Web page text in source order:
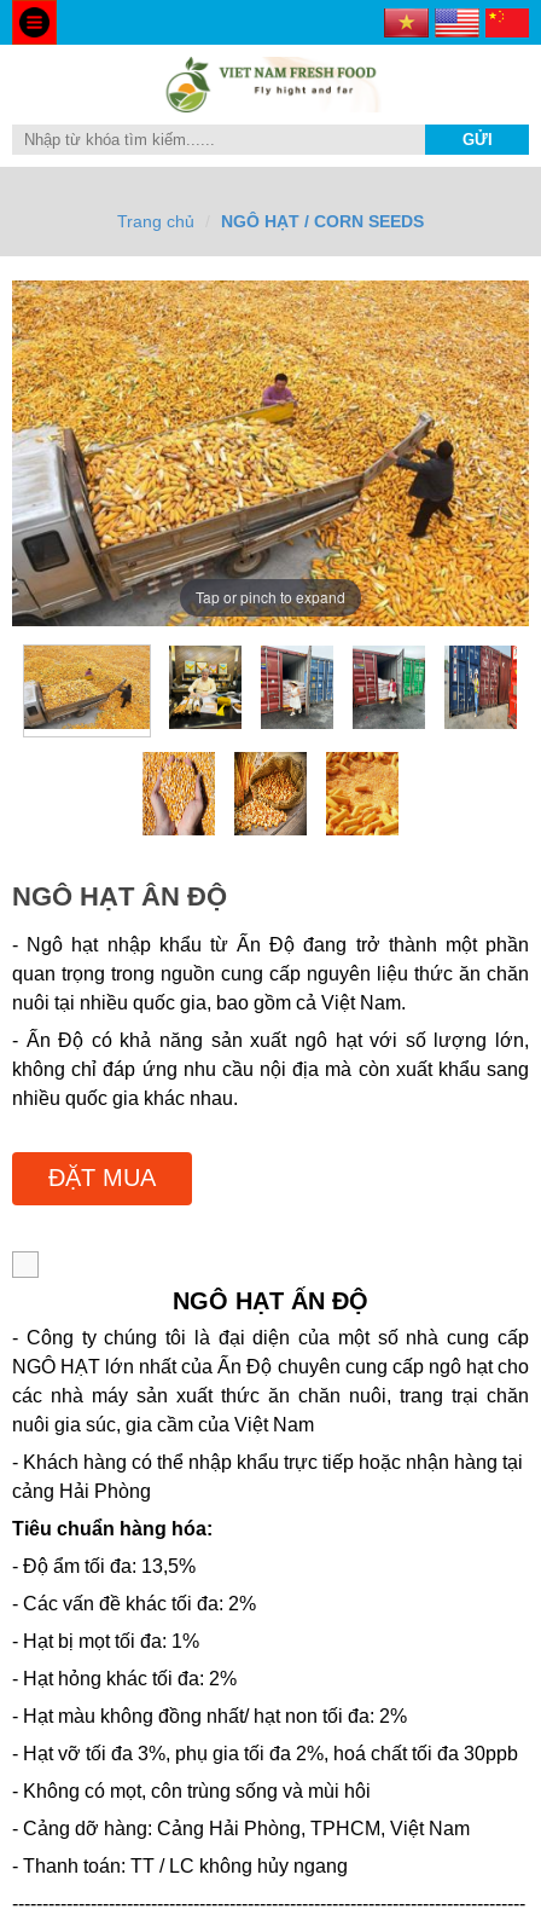
Trang chủ NGÔ HẠT / CORN SEEDS
Tap or pinch to expand
NGÔ HẠT ÂN ĐỘ
- Ngô hạt nhập khẩu từ Ấn Độ đang trở thành một phần
quan trọng trong nguồn cung cấp nguyên liệu thức ăn chăn
nuôi tại nhiều quốc gia, bao gồm cả Việt Nam.
- Ấn Độ có khả năng sản xuất ngô hạt với số lượng lớn,
không chỉ đáp ứng nhu cầu nội địa mà còn xuất khẩu sang
nhiều quốc gia khác nhau.
ĐẶT MUA
NGÔ HẠT ẤN ĐỘ
- Công ty chúng tôi là đại diện của một số nhà cung cấp
NGÔ HẠT lớn nhất của Ấn Độ chuyên cung cấp ngô hạt cho
các nhà máy sản xuất thức ăn chăn nuôi, trang trại chăn
nuôi gia súc, gia cầm của Việt Nam
- Khách hàng có thể nhập khẩu trực tiếp hoặc nhận hàng tại
cảng Hải Phòng
Tiêu chuẩn hàng hóa:
- Độ ẩm tối đa: 13,5%
- Các vấn đề khác tối đa: 2%
- Hạt bị mọt tối đa: 1%
- Hạt hỏng khác tối đa: 2%
- Hạt màu không đồng nhất/ hạt non tối đa: 2%
- Hạt vỡ tối đa 3%, phụ gia tối đa 2%, hoá chất tối đa 30ppb
- Không có mọt, côn trùng sống và mùi hôi
- Cảng dỡ hàng: Cảng Hải Phòng, TPHCM, Việt Nam
- Thanh toán: TT / LC không hủy ngang
-------------------------------------------------------------------------------------